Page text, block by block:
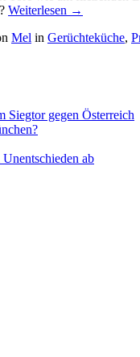
Weiterlesen →
Mel in Gerüchteküche,
Siegtor gegen Österreich
ab